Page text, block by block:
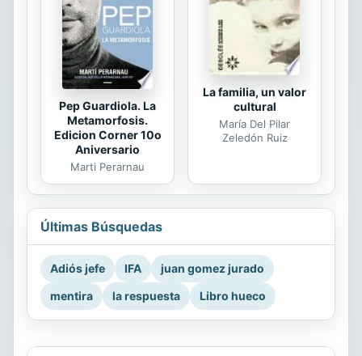
Pep Guardiola. La
Metamorfosis.
Edicion Corner 10o
Aniversario
Marti Perarnau
La familia, un valor
cultural
María Del Pilar
Zeledón Ruiz
Últimas Búsquedas
Adiós jefe IFA
juan gomez jurado
mentira
la respuesta Libro hueco